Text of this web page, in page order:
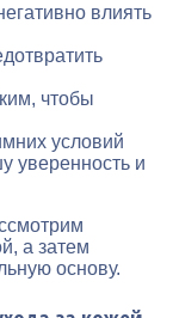
влиять
чтобы
условий
уверенность и
а затем
основу.